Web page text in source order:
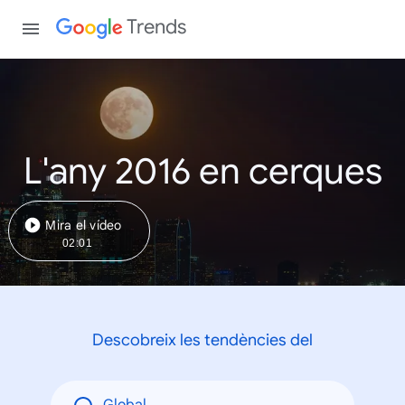
Trends
L'any 2016 en cerques
Mira el vídeo
02:01
Descobreix les tendències del